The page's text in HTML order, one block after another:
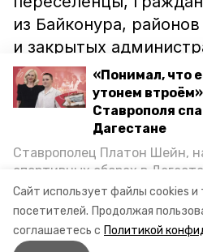
Сайт использует файлы cookies и
посетителей. Продолжая
соглашаетесь с Политикой
«Понимал, что
утонем
Ставрополя
Дагестане
Ставрополец Платон Шейн,
спортивных сборах в
Каспийском море детей и
возвращении домой,
пригласили в министерство
наградили. Корреспондент
из Байконура,
и закрытых
территориальных
господдержкой могут
военнослужащие,
внутренних дел и МЧС.
В прошлом году
в Ставропольском
семей-льготников.